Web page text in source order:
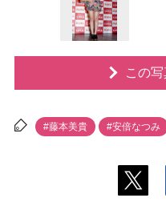
この
#藤本美貴 #安倍なつみ